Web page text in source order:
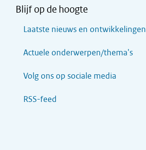
Blijf op de hoogte
Laatste nieuws en ontwikkelingen
Actuele onderwerpen/thema's
Volg ons op sociale media
RSS-feed